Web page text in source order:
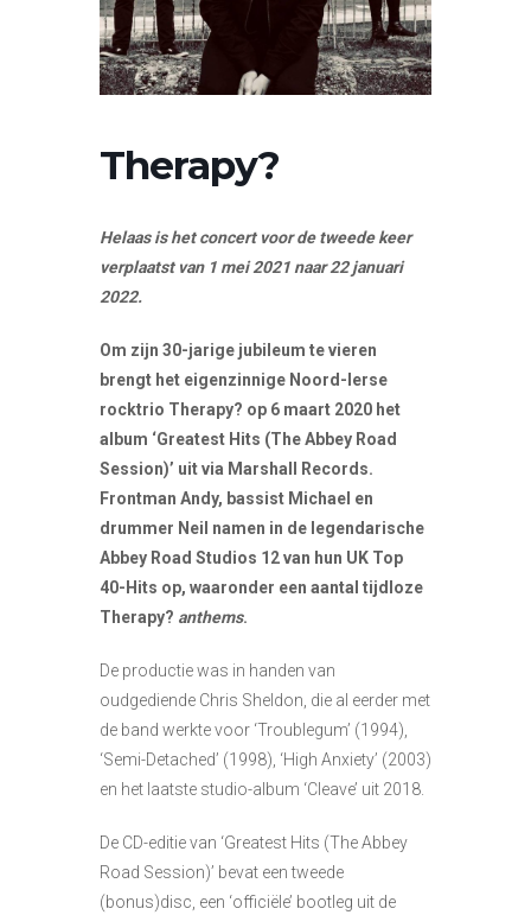
Therapy?
Helaas is het concert voor de tweede keer
verplaatst van 1 mei 2021 naar 22 januari
2022.
Om zijn 30-jarige jubileum te vieren
brengt het eigenzinnige Noord-Ierse
rocktrio Therapy? op 6 maart 2020 het
album ‘Greatest Hits (The Abbey Road
Session)’ uit via Marshall Records.
Frontman Andy, bassist Michael en
drummer Neil namen in de legendarische
Abbey Road Studios 12 van hun UK Top
40-Hits op, waaronder een aantal tijdloze
Therapy? anthems.
De productie was in handen van
oudgediende Chris Sheldon, die al eerder met
de band werkte voor ‘Troublegum’ (1994),
‘Semi-Detached’ (1998), ‘High Anxiety’ (2003)
en het laatste studio-album ‘Cleave’ uit 2018.
De CD-editie van ‘Greatest Hits (The Abbey
Road Session)’ bevat een tweede
(bonus)disc, een ‘officiële’ bootleg uit de